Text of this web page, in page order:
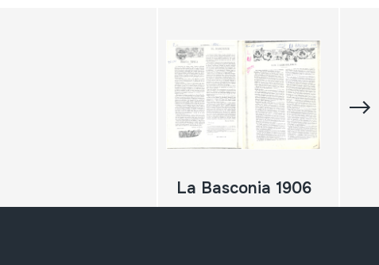
La Basconia 1906